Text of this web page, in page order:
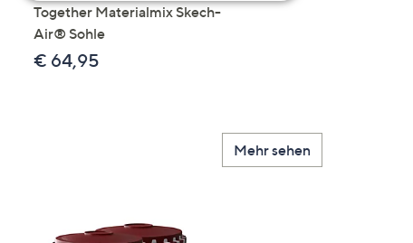
Together Materialmix Skech-
Air® Sohle
€ 64,95
Mehr sehen